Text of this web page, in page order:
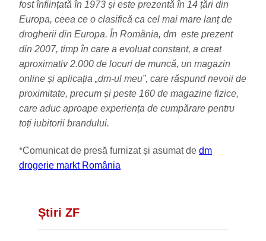
fost înființată în 1973 și este prezentă în 14 țări din
Europa, ceea ce o clasifică ca cel mai mare lanț de
drogherii din Europa. În România, dm este prezent
din 2007, timp în care a evoluat constant, a creat
aproximativ 2.000 de locuri de muncă, un magazin
online și aplicația „dm-ul meu”, care răspund nevoii de
proximitate, precum și peste 160 de magazine fizice,
care aduc aproape experiența de cumpărare pentru
toți iubitorii brandului.
*Comunicat de presă furnizat și asumat de dm
drogerie markt România
Știri ZF